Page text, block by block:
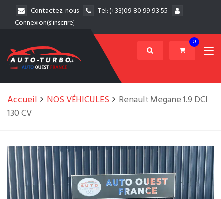
Contactez-nous Tel:(+33)09 80 99 93 55
Connexion(s'inscrire)
0
Accueil NOS VÉHICULES
Renault Megane 1.9 DCI
130 CV